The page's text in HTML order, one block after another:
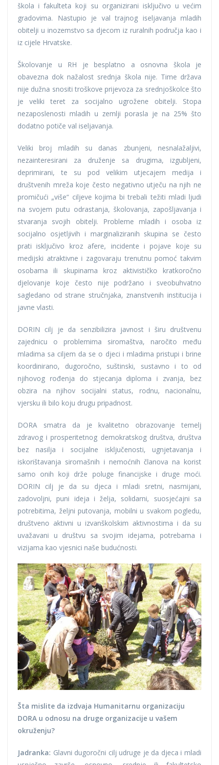
škola i fakulteta koji su organizirani isključivo u većim
gradovima. Nastupio je val trajnog iseljavanja mladih
obitelji u inozemstvo sa djecom iz ruralnih područja kao i
iz cijele Hrvatske.
Školovanje u RH je besplatno a osnovna škola je
obavezna dok nažalost srednja škola nije. Time država
nije dužna snositi troškove prijevoza za srednjoškolce što
je veliki teret za socijalno ugrožene obitelji. Stopa
nezaposlenosti mladih u zemlji porasla je na 25% što
dodatno potiče val iseljavanja.
Veliki broj mladih su danas zbunjeni, nesnalažaljivi,
nezainteresirani za druženje sa drugima, izgubljeni,
deprimirani, te su pod velikim utjecajem medija i
društvenih mreža koje često negativno utječu na njih ne
promičući „više“ ciljeve kojima bi trebali težiti mladi ljudi
na svojem putu odrastanja, školovanja, zapošljavanja i
stvaranja svojih obitelji. Probleme mladih i osoba iz
socijalno osjetljivih i marginaliziranih skupina se često
prati isključivo kroz afere, incidente i pojave koje su
medijski atraktivne i zagovaraju trenutnu pomoć takvim
osobama ili skupinama kroz aktivističko kratkoročno
djelovanje koje često nije podržano i sveobuhvatno
sagledano od strane stručnjaka, znanstvenih institucija i
javne vlasti.
DORIN cilj je da senzibilizira javnost i širu društvenu
zajednicu o problemima siromaštva, naročito među
mladima sa ciljem da se o djeci i mladima pristupi i brine
koordinirano, dugoročno, suštinski, sustavno i to od
njihovog rođenja do stjecanja diploma i zvanja, bez
obzira na njihov socijalni status, rodnu, nacionalnu,
vjersku ili bilo koju drugu pripadnost.
DORA smatra da je kvalitetno obrazovanje temelj
zdravog i prosperitetnog demokratskog društva, društva
bez nasilja i socijalne isključenosti, ugnjetavanja i
iskorištavanja siromašnih i nemoćnih članova na korist
samo onih koji drže poluge financijske i druge moći.
DORIN cilj je da su djeca i mladi sretni, nasmijani,
zadovoljni, puni ideja i želja, solidarni, suosjećajni sa
potrebitima, željni putovanja, mobilni u svakom pogledu,
društveno aktivni u izvanškolskim aktivnostima i da su
uvažavani u društvu sa svojim idejama, potrebama i
vizijama kao vjesnici naše budućnosti.
Šta mislite da izdvaja Humanitarnu organizaciju
DORA u odnosu na druge organizacije u vašem
okruženju?
Jadranka: Glavni dugoročni cilj udruge je da djeca i mladi